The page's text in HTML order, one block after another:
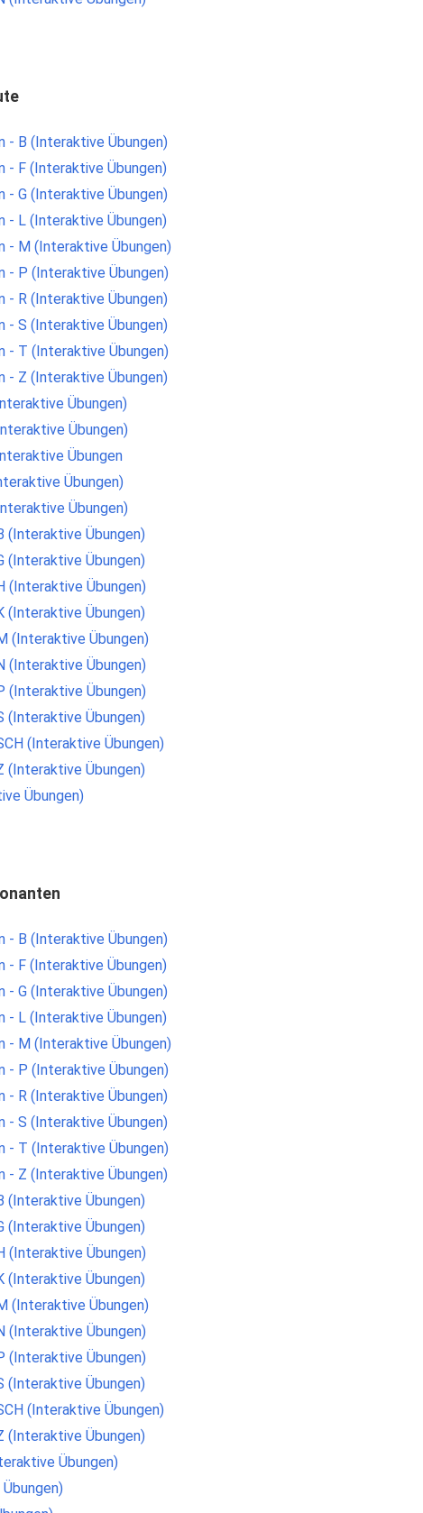
- B (Interaktive Übungen)
- F (Interaktive Übungen)
- G (Interaktive Übungen)
- L (Interaktive Übungen)
- M (Interaktive Übungen)
- P (Interaktive Übungen)
- R (Interaktive Übungen)
- S (Interaktive Übungen)
- T (Interaktive Übungen)
- Z (Interaktive Übungen)
Übungen)
Übungen)
Übungen
Übungen)
Übungen)
(Interaktive Übungen)
(Interaktive Übungen)
(Interaktive Übungen)
(Interaktive Übungen)
(Interaktive Übungen)
(Interaktive Übungen)
(Interaktive Übungen)
(Interaktive Übungen)
(Interaktive Übungen)
(Interaktive Übungen)
Übungen)
- B (Interaktive Übungen)
- F (Interaktive Übungen)
- G (Interaktive Übungen)
- L (Interaktive Übungen)
- M (Interaktive Übungen)
- P (Interaktive Übungen)
- R (Interaktive Übungen)
- S (Interaktive Übungen)
- T (Interaktive Übungen)
- Z (Interaktive Übungen)
(Interaktive Übungen)
(Interaktive Übungen)
(Interaktive Übungen)
(Interaktive Übungen)
(Interaktive Übungen)
(Interaktive Übungen)
(Interaktive Übungen)
(Interaktive Übungen)
(Interaktive Übungen)
(Interaktive Übungen)
Übungen)